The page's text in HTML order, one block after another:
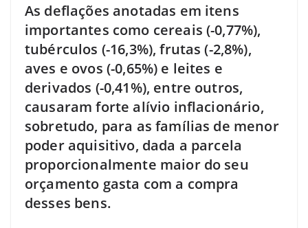
As deflações anotadas em itens
importantes como cereais (-0,77%),
tubérculos (-16,3%), frutas (-2,8%),
aves e ovos (-0,65%) e leites e
derivados (-0,41%), entre outros,
causaram forte alívio inflacionário,
sobretudo, para as famílias de menor
poder aquisitivo, dada a parcela
proporcionalmente maior do seu
orçamento gasta com a compra
desses bens.